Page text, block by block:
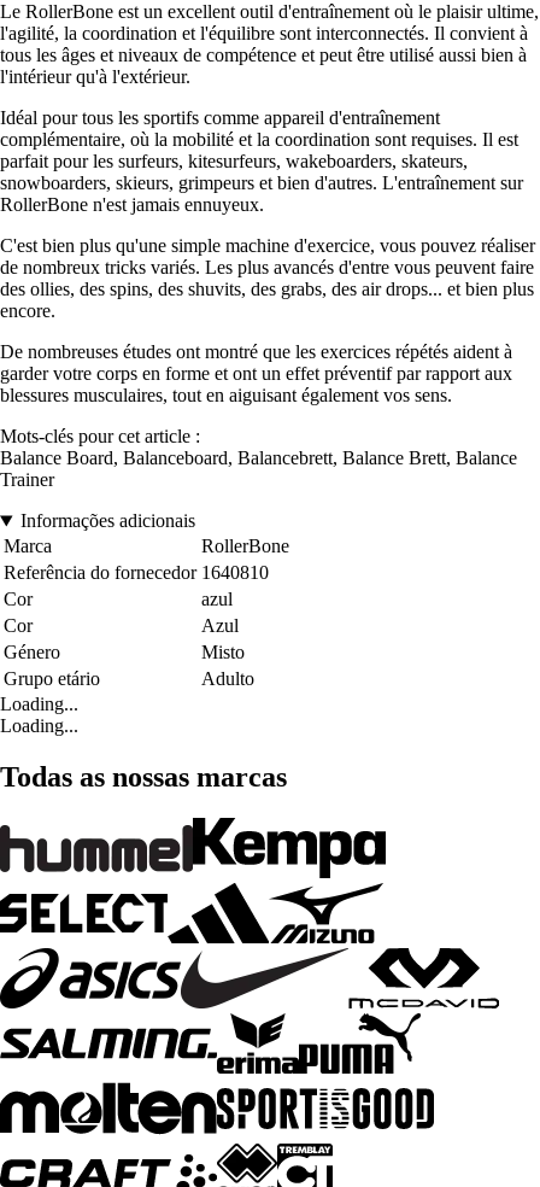
Le RollerBone est un excellent outil d'entraînement où le plaisir ultime,
l'agilité, la coordination et l'équilibre sont interconnectés. Il convient à
tous les âges et niveaux de compétence et peut être utilisé aussi bien à
l'intérieur qu'à l'extérieur.
Idéal pour tous les sportifs comme appareil d'entraînement
complémentaire, où la mobilité et la coordination sont requises. Il est
parfait pour les surfeurs, kitesurfeurs, wakeboarders, skateurs,
snowboarders, skieurs, grimpeurs et bien d'autres. L'entraînement sur
RollerBone n'est jamais ennuyeux.
C'est bien plus qu'une simple machine d'exercice, vous pouvez réaliser
de nombreux tricks variés. Les plus avancés d'entre vous peuvent faire
des ollies, des spins, des shuvits, des grabs, des air drops... et bien plus
encore.
De nombreuses études ont montré que les exercices répétés aident à
garder votre corps en forme et ont un effet préventif par rapport aux
blessures musculaires, tout en aiguisant également vos sens.
Mots-clés pour cet article :
Balance Board, Balanceboard, Balancebrett, Balance Brett, Balance
Trainer
Informações adicionais
Marca
RollerBone
Referência do fornecedor 1640810
Cor
azul
Cor
Azul
Género
Misto
Grupo etário
Adulto
Loading...
Loading...
Todas as nossas marcas